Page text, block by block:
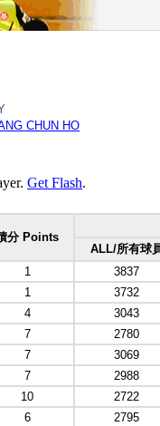
CHUN HO
Get Flash.
分 Points
ALL/所有球
1
3837
1
3732
4
3043
7
2780
7
3069
7
2988
10
2722
6
2795